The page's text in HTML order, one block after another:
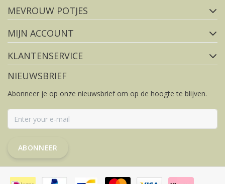
FACEBOOK
MEVROUW POTJES
MIJN ACCOUNT
KLANTENSERVICE
NIEUWSBRIEF
Abonneer je op onze nieuwsbrief om op de hoogte te blijven.
ABONNEER